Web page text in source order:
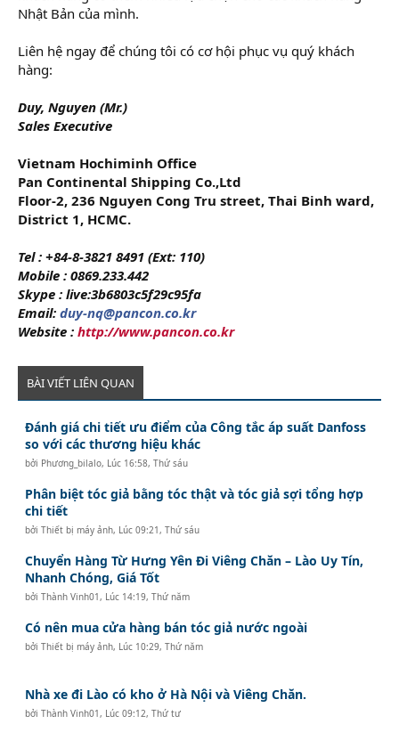
Nhật Bản của mình.
Liên hệ ngay để chúng tôi có cơ hội phục vụ quý khách
hàng:
Duy, Nguyen (Mr.)
Sales Executive
Vietnam Hochiminh Office
Pan Continental Shipping Co.,Ltd
Floor-2, 236 Nguyen Cong Tru street, Thai Binh ward,
District 1, HCMC.
Tel : +84-8-3821 8491 (Ext: 110)
Mobile : 0869.233.442
Skype : live:3b6803c5f29c95fa
Email: duy-nq@pancon.co.kr
Website : http://www.pancon.co.kr
BÀI VIẾT LIÊN QUAN
Đánh giá chi tiết ưu điểm của Công tắc áp suất Danfoss
so với các thương hiệu khác
bởi Phương_bilalo, Lúc 16:58, Thứ sáu
Phân biệt tóc giả bằng tóc thật và tóc giả sợi tổng hợp
chi tiết
bởiThiết bị máy ảnh, Lúc 09:21, Thứ sáu
Chuyển Hàng Từ Hưng Yên Đi Viêng Chăn – Lào Uy Tín,
Nhanh Chóng, Giá Tốt
bởiThành Vinh01 , Lúc 14:19, Thứ năm
Có nên mua cửa hàng bán tóc giả nước ngoài
bởiThiết bị máy ảnh, Lúc 10:29, Thứ năm
Nhà xe đi Lào có kho ở Hà Nội và Viêng Chăn.
bởiThành Vinh01 , Lúc 09:12, Thứ tư